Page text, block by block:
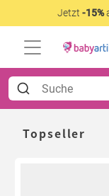
Jetzt -15%
Topseller